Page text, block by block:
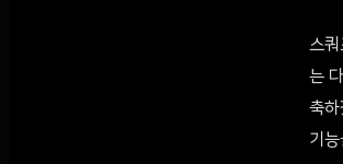
스쿼
는
축하
기능